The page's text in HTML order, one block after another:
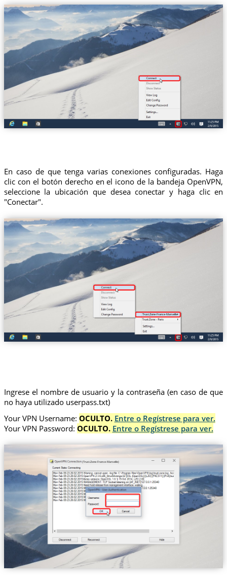
En caso de que tenga varias conexiones configuradas. Haga
clic con el botón derecho en el icono de la bandeja OpenVPN,
seleccione la ubicación que desea conectar y haga clic en
"Conectar".
Trust.Zone-France-Marseille
Ingrese el nombre de usuario y la contraseña (en caso de que
no haya utilizado userpass.txt)
Your VPN Username: OCULTO. Entre o Regístrese para ver.
Your VPN Password: OCULTO. Entre o Regístrese para ver.
(Trust.Zone-France-Marseille)